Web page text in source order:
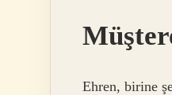
Ehren, birine